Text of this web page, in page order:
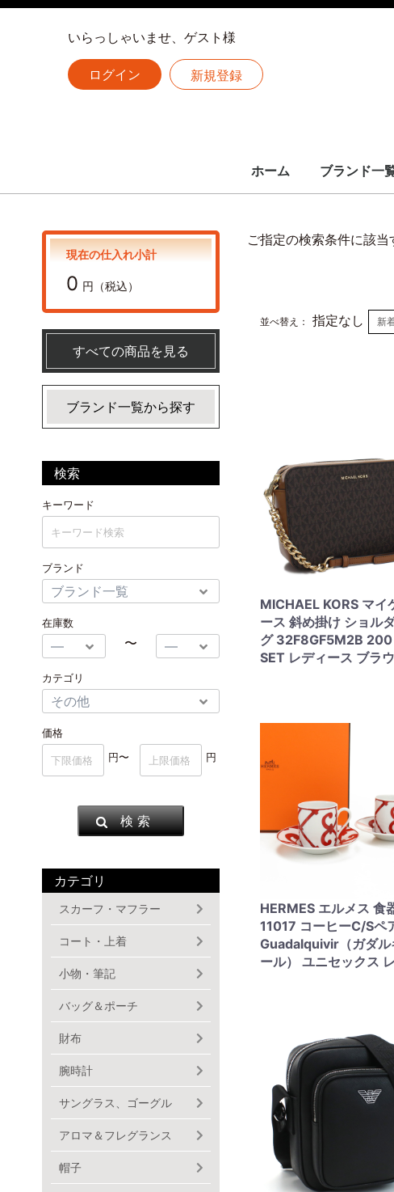
いらっしゃいませ、ゲスト様
ログイン 新規登録
ホーム ブランド一
現在の仕入れ小計
0 円（税込）
すべての商品を見る
ブランド一覧から探す
検索
キーワード
ブランド
在庫数
〜
カテゴリ
価格
円〜
円
検 索
カテゴリ
スカーフ・マフラー
コート・上着
小物・筆記
バッグ＆ポーチ
財布
腕時計
サングラス、ゴーグル
アロマ＆フレグランス
帽子
ご指定の検索条件に該当
並べ替え： 指定なし 新
MICHAEL KORS マイ
ース 斜め掛け ショル
グ 32F8GF5M2B
SET レディース ブラ
HERMES エルメス 食
11017 コーヒーC/Sペ
Guadalquivir（ガダル
ール） ユニセックス